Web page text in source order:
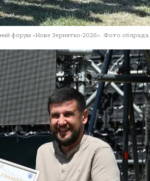
форум «Нове Зернятко-2026». Фото облрада.